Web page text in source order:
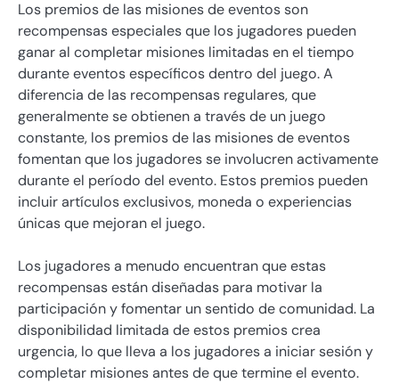
Los premios de las misiones de eventos son
recompensas especiales que los jugadores pueden
ganar al completar misiones limitadas en el tiempo
durante eventos específicos dentro del juego. A
diferencia de las recompensas regulares, que
generalmente se obtienen a través de un juego
constante, los premios de las misiones de eventos
fomentan que los jugadores se involucren activamente
durante el período del evento. Estos premios pueden
incluir artículos exclusivos, moneda o experiencias
únicas que mejoran el juego.
Los jugadores a menudo encuentran que estas
recompensas están diseñadas para motivar la
participación y fomentar un sentido de comunidad. La
disponibilidad limitada de estos premios crea
urgencia, lo que lleva a los jugadores a iniciar sesión y
completar misiones antes de que termine el evento.